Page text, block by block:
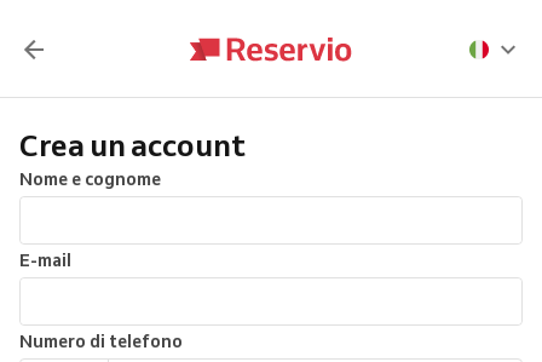
Crea un account
Nome e cognome
E-mail
Numero di telefono